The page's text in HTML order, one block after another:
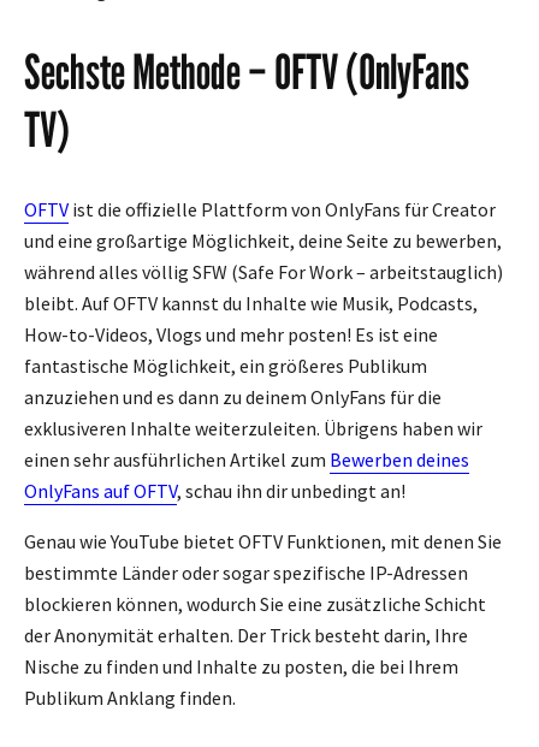
Sechste Methode – OFTV (OnlyFans
TV)
OFTV ist die offizielle Plattform von OnlyFans für Creator
und eine großartige Möglichkeit, deine Seite zu bewerben,
während alles völlig SFW (Safe For Work – arbeitstauglich)
bleibt. Auf OFTV kannst du Inhalte wie Musik, Podcasts,
How-to-Videos, Vlogs und mehr posten! Es ist eine
fantastische Möglichkeit, ein größeres Publikum
anzuziehen und es dann zu deinem OnlyFans für die
exklusiveren Inhalte weiterzuleiten. Übrigens haben wir
einen sehr ausführlichen Artikel zum Bewerben deines
OnlyFans auf OFTV, schau ihn dir unbedingt an!
Genau wie YouTube bietet OFTV Funktionen, mit denen Sie
bestimmte Länder oder sogar spezifische IP-Adressen
blockieren können, wodurch Sie eine zusätzliche Schicht
der Anonymität erhalten. Der Trick besteht darin, Ihre
Nische zu finden und Inhalte zu posten, die bei Ihrem
Publikum Anklang finden.